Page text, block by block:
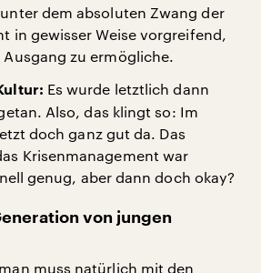
dem absoluten Zwang der
in gewisser Weise vorgreifend,
zu ermögliche.
Es wurde letztlich dann
Also, das klingt so: Im
doch ganz gut da. Das
Krisenmanagement war
genug, aber dann doch okay?
von jungen
muss natürlich mit den